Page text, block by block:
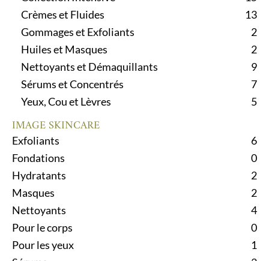
Crèmes et Fluides
13
Gommages et Exfoliants
2
Huiles et Masques
2
Nettoyants et Démaquillants
9
Sérums et Concentrés
7
Yeux, Cou et Lèvres
5
IMAGE SKINCARE
Exfoliants
6
Fondations
0
Hydratants
2
Masques
2
Nettoyants
4
Pour le corps
0
Pour les yeux
1